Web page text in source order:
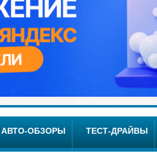
АВТО-ОБЗОРЫ ТЕСТ-ДРАЙВЫ